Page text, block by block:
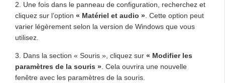
2. Une fois dans le panneau de configuration, recherchez et
cliquez sur l’option « Matériel et audio » . Cette option peut
varier légèrement selon la version de Windows que vous
utilisez.
3. Dans la section « Souris », cliquez sur « Modifier les
paramètres de la souris » . Cela ouvrira une nouvelle
fenêtre avec les paramètres de la souris.